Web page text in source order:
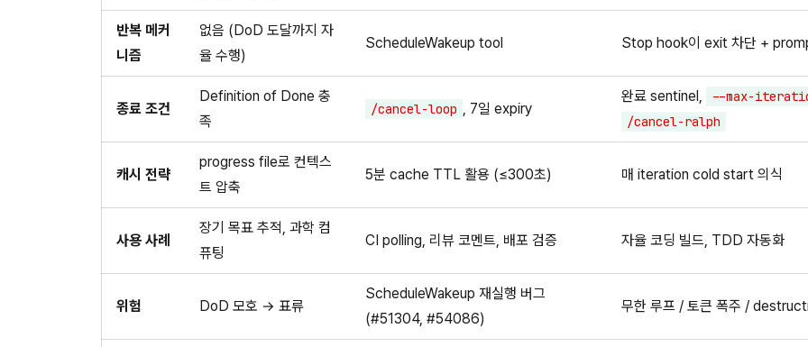
반복 메커
니즘
없음 (DoD 도달까지 자
율 수행)
ScheduleWakeup tool Stop hook이 exit 차단 +
종료 조건
Definition of Done 충
족
/cancel-loop , 7일 expiry
완료 sentinel, --max-
/cancel-ralph
캐시 전략
progress file로 컨텍스
트 압축
5분 cache TTL 활용 (≤300초) 매 iteration cold start 의식
사용 사례
장기 목표 추적, 과학 컴
퓨팅
CI polling, 리뷰 코멘트, 배포 검증 자율 코딩 빌드, TDD 자동화
위험 DoD 모호 → 표류
ScheduleWakeup 재실행 버그
(#51304, #54086)
무한 루프 / 토큰 폭주 /